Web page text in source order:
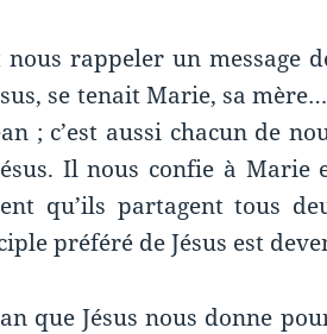
nous rappeler un message
se tenait Marie, sa
; c’est aussi chacun de
Il nous confie à
qu’ils partagent tous
préféré de Jésus est
que Jésus nous donne